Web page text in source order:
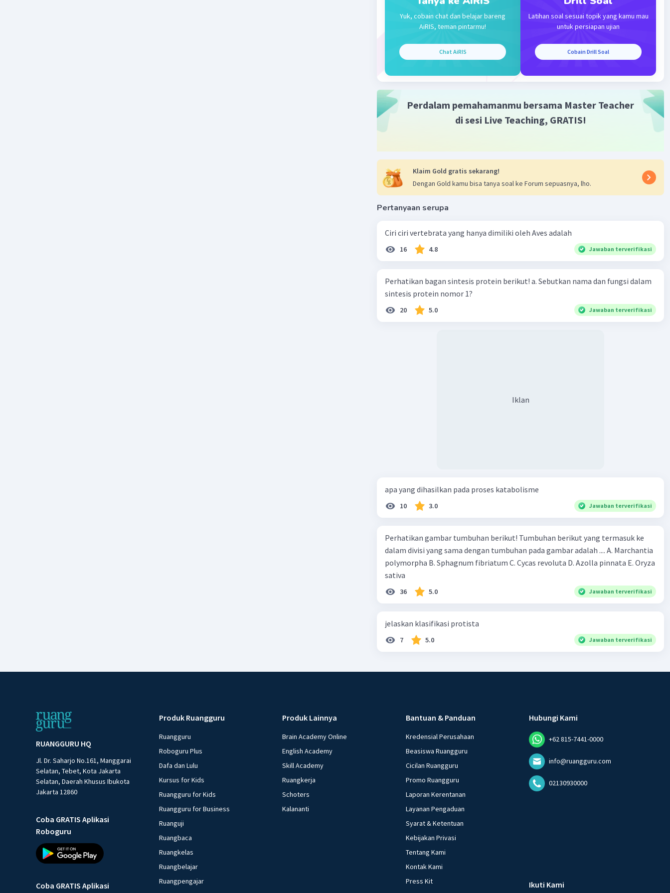
Beri Rating ·0.0(0) Balas
Iklan
Yuk, cobain chat dan belajar bareng
AiRIS, teman pintarmu!
Chat AiRIS
Latihan soal sesuai topik yang kamu mau
untuk persiapan ujian
Cobain Drill Soal
Perdalam pemahamanmu bersama Master Teacher
di sesi Live Teaching, GRATIS!
Klaim Gold gratis sekarang!
Dengan Gold kamu bisa tanya soal ke Forum sepuasnya, lho.
Pertanyaan serupa
Ciri ciri vertebrata yang hanya dimiliki oleh Aves adalah
16 4.8 Jawaban terverifikasi
Perhatikan bagan sintesis protein berikut! a. Sebutkan nama dan fungsi dalam
sintesis protein nomor 1?
20 5.0 Jawaban terverifikasi
Iklan
apa yang dihasilkan pada proses katabolisme
10 3.0 Jawaban terverifikasi
Perhatikan gambar tumbuhan berikut! Tumbuhan berikut yang termasuk ke
dalam divisi yang sama dengan tumbuhan pada gambar adalah .... A. Marchantia
polymorpha B. Sphagnum fibriatum C. Cycas revoluta D. Azolla pinnata E. Oryza
sativa
36 5.0 Jawaban terverifikasi
jelaskan klasifikasi protista
7 5.0 Jawaban terverifikasi
RUANGGURU HQ
Jl. Dr. Saharjo No.161, Manggarai
Selatan, Tebet, Kota Jakarta
Selatan, Daerah Khusus Ibukota
Jakarta 12860
Coba GRATIS Aplikasi
Roboguru
Coba GRATIS Aplikasi
Produk Ruangguru
Ruangguru
Roboguru Plus
Dafa dan Lulu
Kursus for Kids
Ruangguru for Kids
Ruangguru for Business
Ruanguji
Ruangbaca
Ruangkelas
Ruangbelajar
Ruangpengajar
Produk Lainnya
Brain Academy Online
English Academy
Skill Academy
Ruangkerja
Schoters
Kalananti
Bantuan & Panduan
Kredensial Perusahaan
Beasiswa Ruangguru
Cicilan Ruangguru
Promo Ruangguru
Laporan Kerentanan
Layanan Pengaduan
Syarat & Ketentuan
Kebijakan Privasi
Tentang Kami
Kontak Kami
Press Kit
Hubungi Kami
+62 815-7441-0000
info@ruangguru.com
02130930000
Ikuti Kami